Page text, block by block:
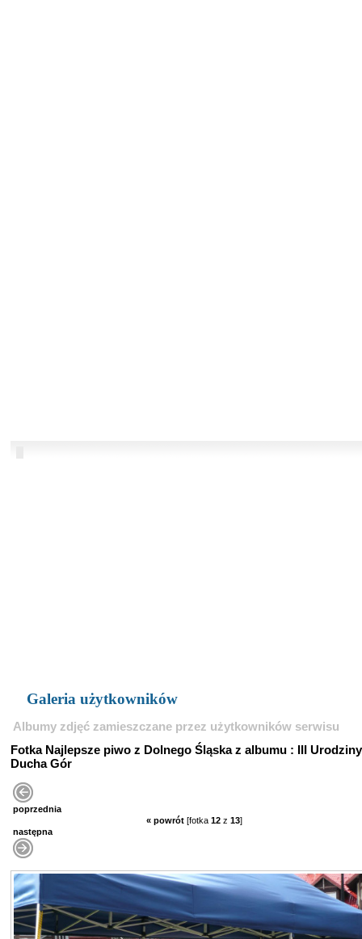
Galeria użytkowników
Albumy zdjęć zamieszczane przez użytkowników serwisu
Fotka Najlepsze piwo z Dolnego Śląska z albumu : III Urodziny
Ducha Gór
poprzednia
« powrót [fotka 12 z 13]
następna